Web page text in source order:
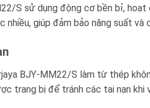
S sử dụng động cơ bền bỉ,
nhiều, giúp đảm bảo năng suất và
BJY-MM22/S làm từ thép
trang bị để tránh các tai nạn khi